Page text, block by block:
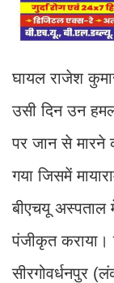
घायल राजेश
उसी दिन उन
पर जान से
गया जिसमें
बीएचयू
पंजीकृत कराया।
सीरगोवर्धनपुर